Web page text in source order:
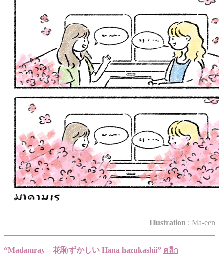
Illustration : Ma-een
“Madamray – 花恥ずかしい Hana hazukashii” คลิก